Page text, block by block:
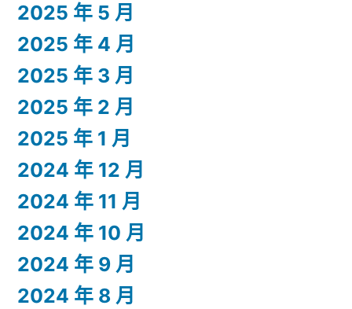
2025 年 5 月
2025 年 4 月
2025 年 3 月
2025 年 2 月
2025 年 1 月
2024 年 12 月
2024 年 11 月
2024 年 10 月
2024 年 9 月
2024 年 8 月